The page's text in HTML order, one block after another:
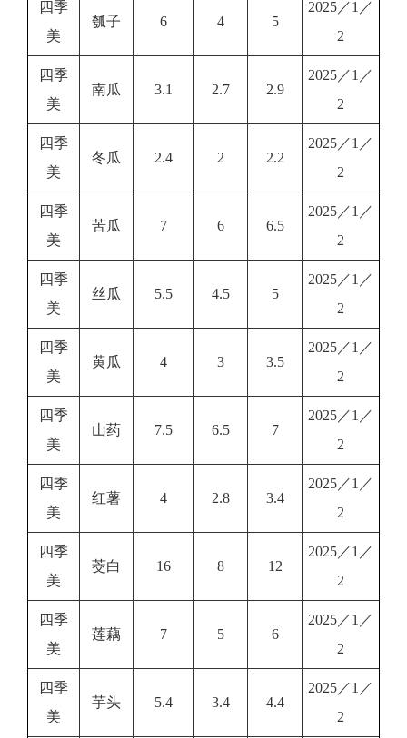
四季
美
瓠子 6 4 5
2025／1／
2
四季
美
南瓜 3.1 2.7 2.9
2025／1／
2
四季
美
冬瓜 2.4 2 2.2
2025／1／
2
四季
美
苦瓜 7 6 6.5
2025／1／
2
四季
美
丝瓜 5.5 4.5 5
2025／1／
2
四季
美
黄瓜 4 3 3.5
2025／1／
2
四季
美
山药 7.5 6.5 7
2025／1／
2
四季
美
红薯 4 2.8 3.4
2025／1／
2
四季
美
茭白 16 8 12
2025／1／
2
四季
美
莲藕 7 5 6
2025／1／
2
四季
美
芋头 5.4 3.4 4.4
2025／1／
2